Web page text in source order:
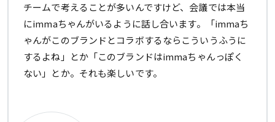
チームで考えることが多いんですけど、会議では本当
にimmaちゃんがいるように話し合います。「immaち
ゃんがこのブランドとコラボするならこういうふうに
するよね」とか「このブランドはimmaちゃんっぽく
ない」とか。それも楽しいです。